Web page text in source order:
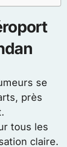
se
près
tous les
claire.